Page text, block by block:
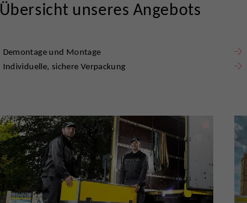
Übersicht unseres Angebots
Demontage und Montage
Individuelle, sichere Verpackung